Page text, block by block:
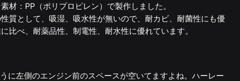
材：PP（ポリプロピレン）で製作しました。
質として、吸湿、吸水性が無いので、耐カビ、耐菌性にも優
比べ、耐薬品性、制電性、耐水性に優れています。
に左側のエンジン前のスペースが空いてますよね。ハーレー